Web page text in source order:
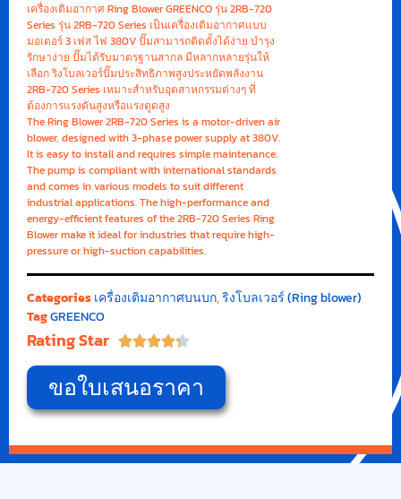
เครื่องเติมอากาศ Ring Blower GREENCO รุ่น 2RB-720
Series รุ่น 2RB-720 Series เป็นเครื่องเติมอากาศแบบ
มอเตอร์ 3 เฟส ไฟ 380V ปั๊มสามารถติดตั้งได้ง่าย บำรุง
รักษาง่าย ปั๊มได้รับมาตรฐานสากล มีหลากหลายรุ่นให้
เลือก ริงโบลเวอร์ปั๊มประสิทธิภาพสูงประหยัดพลังงาน
2RB-720 Series เหมาะสำหรับอุตสาหกรรมต่างๆ ที่
ต้องการแรงดันสูงหรือแรงดูดสูง
The Ring Blower 2RB-720 Series is a motor-driven air
blower, designed with 3-phase power supply at 380V.
It is easy to install and requires simple maintenance.
The pump is compliant with international standards
and comes in various models to suit different
industrial applications. The high-performance and
energy-efficient features of the 2RB-720 Series Ring
Blower make it ideal for industries that require high-
pressure or high-suction capabilities.
Categoriesเครื่องเติมอากาศบนบก,ริงโบลเวอร์ (Ring blower)
TagGREENCO
Rating Star 
ขอใบเสนอราคา